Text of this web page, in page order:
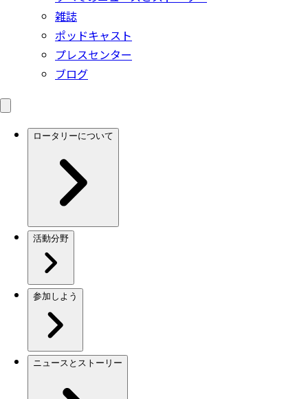
雑誌
ポッドキャスト
プレスセンター
ブログ
ロータリーについて
活動分野
参加しよう
ニュースとストーリー